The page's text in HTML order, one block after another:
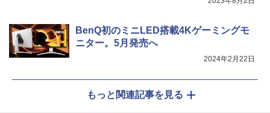
BenQ初のミニLED搭載4Kゲーミングモ
ニター。5月発売へ
2024年2月22日
もっと関連記事を見る